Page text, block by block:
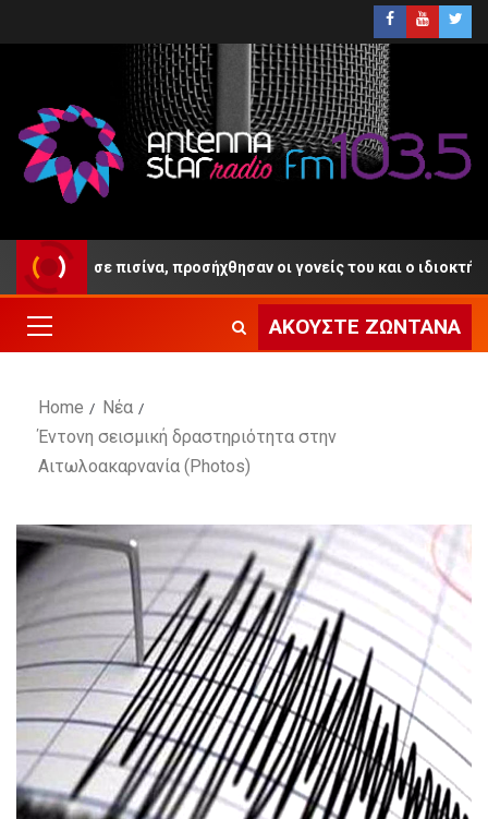
σε πισίνα, προσήχθησαν οι γονείς του και ο ιδιοκτήτης του
ΑΚΟΎΣΤΕ ΖΩΝΤΑΝΆ
Home
Νέα
Έντονη σεισμική δραστηριότητα στην
Αιτωλοακαρνανία (Photos)